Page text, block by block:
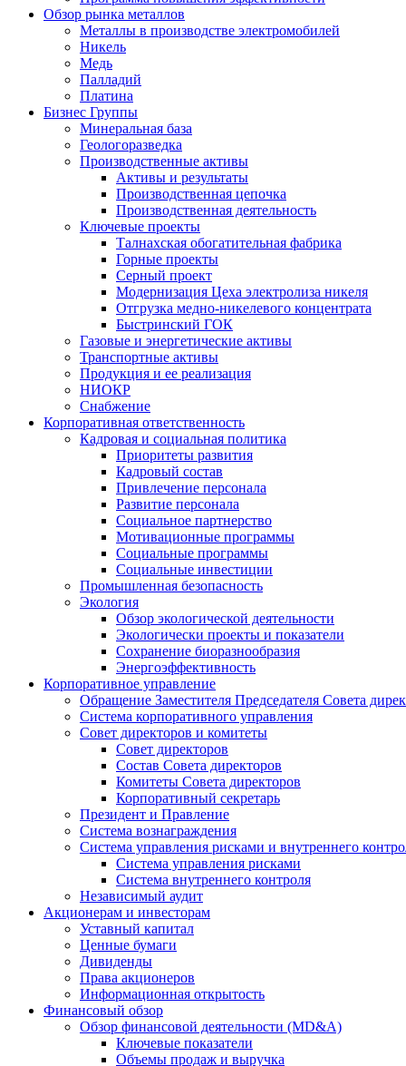
Обзор рынка металлов
Металлы в производстве электромобилей
Никель
Медь
Палладий
Платина
Бизнес Группы
Минеральная база
Геологоразведка
Производственные активы
Активы и результаты
Производственная цепочка
Производственная деятельность
Ключевые проекты
Талнахская обогатительная фабрика
Горные проекты
Серный проект
Модернизация Цеха электролиза никеля
Отгрузка медно-никелевого концентрата
Быстринский ГОК
Газовые и энергетические активы
Транспортные активы
Продукция и ее реализация
НИОКР
Снабжение
Корпоративная ответственность
Кадровая и социальная политика
Приоритеты развития
Кадровый состав
Привлечение персонала
Развитие персонала
Социальное партнерство
Мотивационные программы
Социальные программы
Социальные инвестиции
Промышленная безопасность
Экология
Обзор экологической деятельности
Экологически проекты и показатели
Сохранение биоразнообразия
Энергоэффективность
Корпоративное управление
Обращение Заместителя Председателя Совета
Система корпоративного управления
Совет директоров и комитеты
Совет директоров
Состав Совета директоров
Комитеты Совета директоров
Корпоративный секретарь
Президент и Правление
Система вознаграждения
Система управления рисками и внутреннего
Система управления рисками
Система внутреннего контроля
Независимый аудит
Акционерам и инвесторам
Уставный капитал
Ценные бумаги
Дивиденды
Права акционеров
Информационная открытость
Финансовый обзор
Обзор финансовой деятельности (MD&A)
Ключевые показатели
Объемы продаж и выручка